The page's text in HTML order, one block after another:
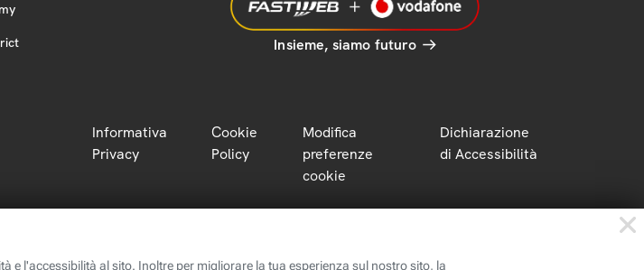
Insieme, siamo futuro
Informativa
Privacy
Cookie
Policy
Modifica
preferenze
cookie
Dichiarazione
di Accessibilità